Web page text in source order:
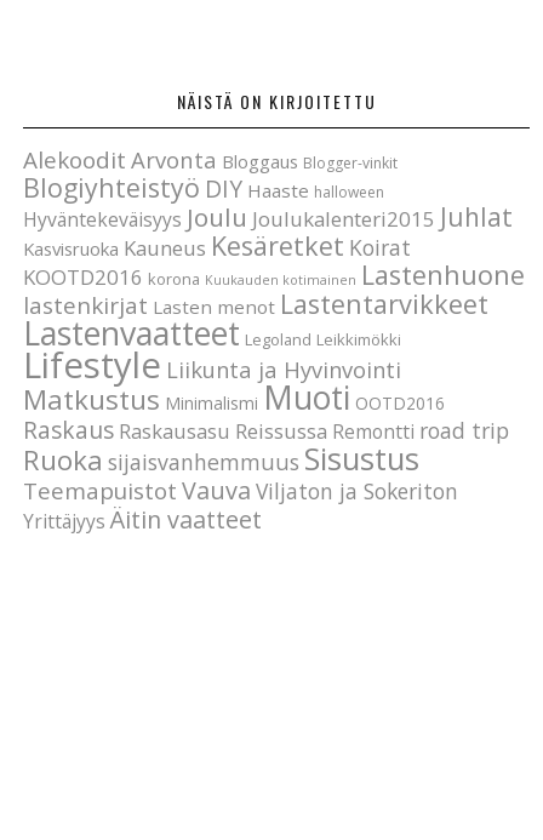
NÄISTÄ ON KIRJOITETTU
Alekoodit Arvonta Bloggaus Blogger-vinkit
Blogiyhteistyö DIY Haaste halloween
Hyväntekeväisyys Joulu Joulukalenteri2015 Juhlat
Kasvisruoka Kauneus Kesäretket Koirat
KOOTD2016 korona Kuukauden kotimainen Lastenhuone
lastenkirjat Lasten menot Lastentarvikkeet
Lastenvaatteet Legoland Leikkimökki
Lifestyle Liikunta ja Hyvinvointi
Matkustus Minimalismi Muoti OOTD2016
Raskaus Raskausasu Reissussa Remontti road trip
Ruoka sijaisvanhemmuus Sisustus
Teemapuistot Vauva Viljaton ja Sokeriton
Yrittäjyys Äitin vaatteet